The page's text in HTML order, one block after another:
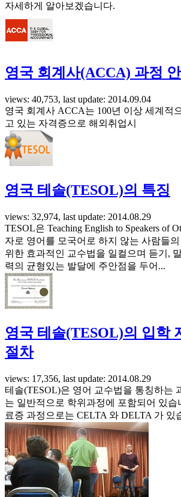
자세하게 알아보겠습니다.
영국 회계사(ACCA) 과정
views: 40,753, last update: 2014.09.04
영국 회계사 ACCA는 100년 이상 세계적
고 있는 자격증으로 해외취업시
영국 테솔(TESOL)의 특징
views: 32,974, last update: 2014.08.29
TESOL은 Teaching English to Speakers of
자로 영어를 모국어로 하지 않는 사람들
위한 효과적인 교수법을 일컬으며 듣기,
력의 균형있는 발달에 주안점을 두어...
영국 테솔(TESOL)의 입학
절차
views: 17,356, last update: 2014.08.29
테솔(TESOL)은 영어 교수법을 통칭하는
는 일반적으로 학위과정에 포함되어 있습
료증 과정으로는 CELTA 와 DELTA 가 있